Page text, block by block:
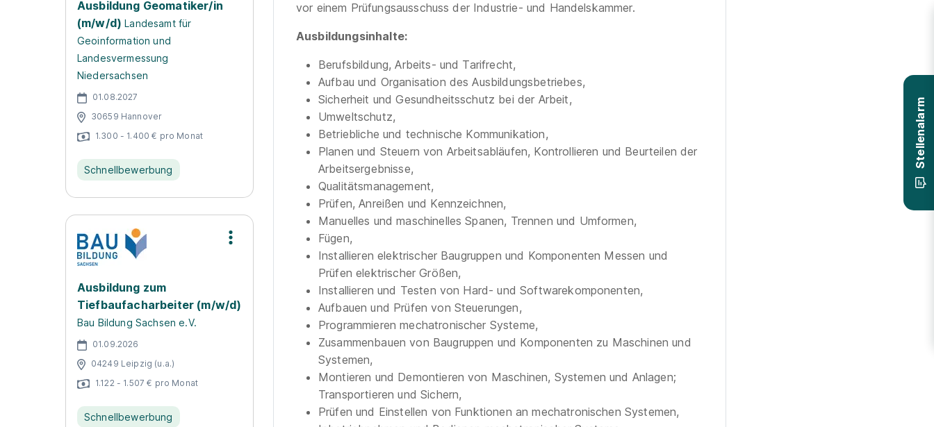
Ausbildung Geomatiker/in
(m/w/d) Landesamt für
Geoinformation und
Landesvermessung
Niedersachsen
01.08.2027
30659 Hannover
1.300 - 1.400 € pro Monat
Schnellbewerbung
Ausbildung zum
Tiefbaufacharbeiter (m/w/d)
Bau Bildung Sachsen e.V.
01.09.2026
04249 Leipzig (u.a.)
1.122 - 1.507 € pro Monat
Schnellbewerbung
vor einem Prüfungsausschuss der Industrie- und Handelskammer.
Ausbildungsinhalte:
Berufsbildung, Arbeits- und Tarifrecht,
Aufbau und Organisation des Ausbildungsbetriebes,
Sicherheit und Gesundheitsschutz bei der Arbeit,
Umweltschutz,
Betriebliche und technische Kommunikation,
Planen und Steuern von Arbeitsabläufen, Kontrollieren und Beurteilen der
Arbeitsergebnisse,
Qualitätsmanagement,
Prüfen, Anreißen und Kennzeichnen,
Manuelles und maschinelles Spanen, Trennen und Umformen,
Fügen,
Installieren elektrischer Baugruppen und Komponenten Messen und
Prüfen elektrischer Größen,
Installieren und Testen von Hard- und Softwarekomponenten,
Aufbauen und Prüfen von Steuerungen,
Programmieren mechatronischer Systeme,
Zusammenbauen von Baugruppen und Komponenten zu Maschinen und
Systemen,
Montieren und Demontieren von Maschinen, Systemen und Anlagen;
Transportieren und Sichern,
Prüfen und Einstellen von Funktionen an mechatronischen Systemen,
Stellenalarm